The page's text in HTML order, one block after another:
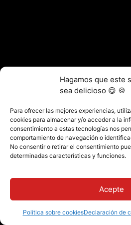
Hagamos que este
sea delicioso 😋 🍪
Para ofrecer las mejores experiencias,
cookies para almacenar y/o acceder a la
consentimiento a estas tecnologías nos
comportamiento de navegación o
No consentir o retirar el consentimiento
determinadas características y funciones.
Acepte
Política sobre cookiesDeclaración de